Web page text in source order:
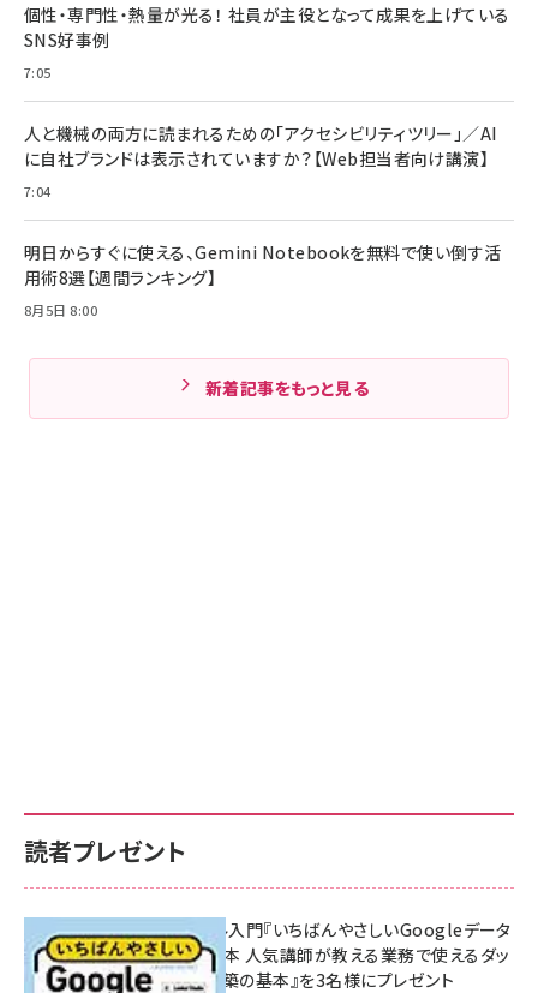
個性・専門性・熱量が光る！ 社員が主役となって成果を上げている
SNS好事例
7:05
人と機械の両方に読まれるための「アクセシビリティツリー」／AI
に自社ブランドは表示されていますか？【Web担当者向け講演】
7:04
明日からすぐに使える、Gemini Notebookを無料で使い倒す活
用術8選【週間ランキング】
8月5日 8:00
新着記事をもっと見る
読者プレゼント
無料BIツール入門『いちばんやさしいGoogleデータ
ポータルの教本 人気講師が教える業務で使えるダッ
シュボード構築の基本』を3名様にプレゼント